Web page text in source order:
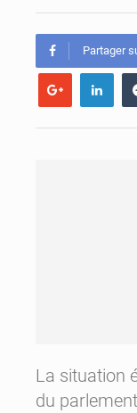
Partager
La situation
du